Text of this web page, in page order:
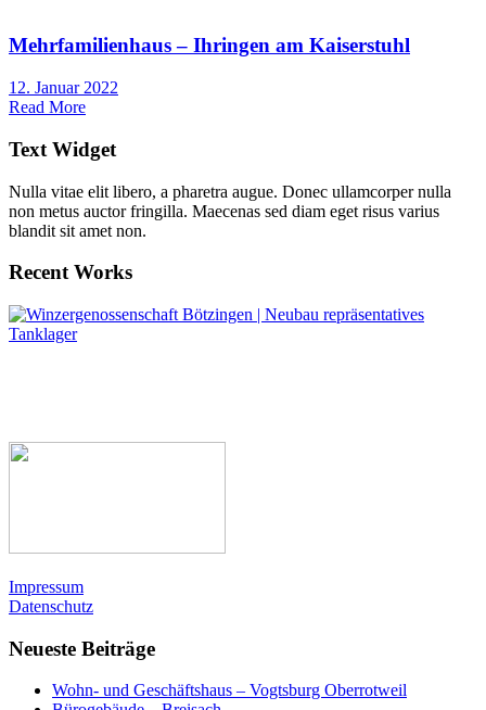
Mehrfamilienhaus – Ihringen am Kaiserstuhl
12. Januar 2022
Read More
Text Widget
Nulla vitae elit libero, a pharetra augue. Donec ullamcorper nulla
non metus auctor fringilla. Maecenas sed diam eget risus varius
blandit sit amet non.
Recent Works
Impressum
Datenschutz
Neueste Beiträge
Wohn- und Geschäftshaus – Vogtsburg Oberrotweil